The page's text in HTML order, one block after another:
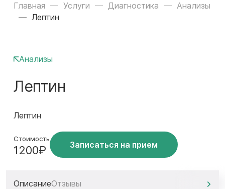
Главная Услуги Диагностика
Анализы
Лептин
Анализы
Лептин
Лептин
Стоимость
1200₽ Записаться на прием
ОписаниеОтзывы